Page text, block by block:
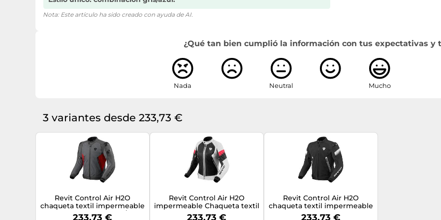
Nota: Este artículo ha sido creado con ayuda de AI.
¿Qué tan bien cumplió la información con tus expectativas y
Nada Neutral Mucho
3 variantes desde 233,73 €
Revit Control Air H2O
chaqueta textil impermeable
para motocicletas, gris/rojo,
233,73 €
Revit Control Air H2O
impermeable Chaqueta textil
de motocicleta para mujer,
233,73 €
Revit Control Air H2O
chaqueta textil impermeable
para motocicletas,
233,73 €